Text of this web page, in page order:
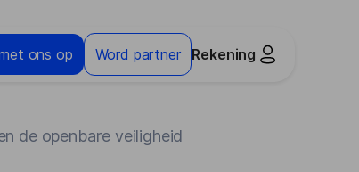
ons op Word partner Rekening
de openbare veiligheid